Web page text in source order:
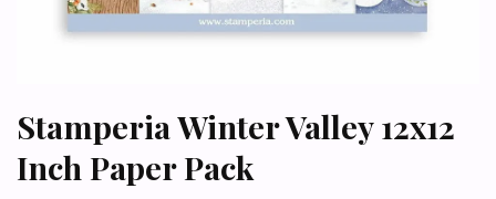
Stamperia Winter Valley 12x12
Inch Paper Pack